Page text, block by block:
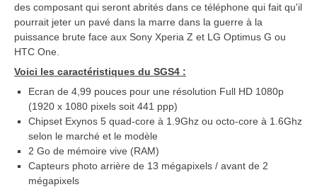
des composant qui seront abrités dans ce téléphone qui fait qu'il
pourrait jeter un pavé dans la marre dans la guerre à la
puissance brute face aux Sony Xperia Z et LG Optimus G ou
HTC One.
Voici les caractéristiques du SGS4 :
Ecran de 4,99 pouces pour une résolution Full HD 1080p
(1920 x 1080 pixels soit 441 ppp)
Chipset Exynos 5 quad-core à 1.9Ghz ou octo-core à 1.6Ghz
selon le marché et le modèle
2 Go de mémoire vive (RAM)
Capteurs photo arrière de 13 mégapixels / avant de 2
mégapixels